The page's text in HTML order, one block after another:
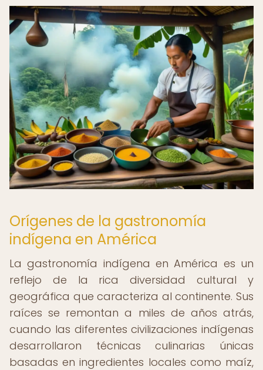
Orígenes de la gastronomía
indígena en América
La gastronomía indígena en América es un
reflejo de la rica diversidad cultural y
geográfica que caracteriza al continente. Sus
raíces se remontan a miles de años atrás,
cuando las diferentes civilizaciones indígenas
desarrollaron técnicas culinarias únicas
basadas en ingredientes locales como maíz,